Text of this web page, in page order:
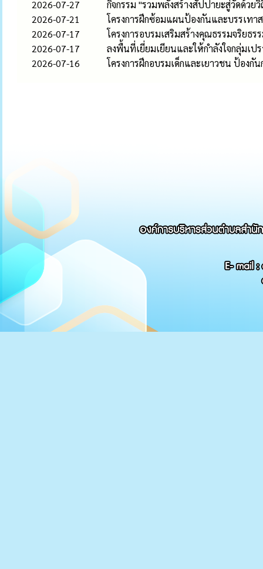
2026-07-27
กิจกรรม "รวมพลังสร้างสัปปายะสู่วัดด้วย
2026-07-21
โครงการฝึกซ้อมแผนป้องกันและบรรเท
2026-07-17
โครงการอบรมเสริมสร้างคุณธรรมจริย
2026-07-17
ลงพื้นที่เยี่ยมเยียนและให้กำลังใจกลุ่มเ
2026-07-16
โครงการฝึกอบรมเด็กและเยาวชน ป้องกั